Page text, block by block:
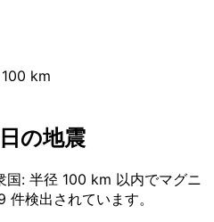
100 km
の地震
国: 半径 100 km 以内でマグニ
検出されています。